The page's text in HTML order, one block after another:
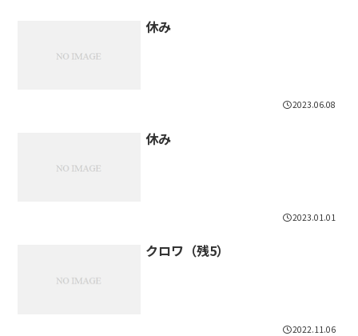
休み
2023.06.08
休み
2023.01.01
クロワ（残5）
2022.11.06